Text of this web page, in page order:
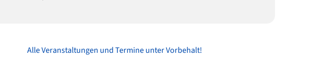
Alle Veranstaltungen und Termine unter Vorbehalt!